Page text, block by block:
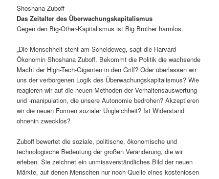
Shoshana Zuboff
Das Zeitalter des Überwachungskapitalismus
Gegen den Big-Other-Kapitalismus ist Big Brother harmlos.
„Die Menschheit steht am Scheideweg, sagt die Harvard-
Ökonomin Shoshana Zuboff. Bekommt die Politik die wachsende
Macht der High-Tech-Giganten in den Griff? Oder überlassen wir
uns der verborgenen Logik des Überwachungskapitalismus? Wie
reagieren wir auf die neuen Methoden der Verhaltensauswertung
und -manipulation, die unsere Autonomie bedrohen? Akzeptieren
wir die neuen Formen sozialer Ungleichheit? Ist Widerstand
ohnehin zwecklos?
Zuboff bewertet die soziale, politische, ökonomische und
technologische Bedeutung der großen Veränderung, die wir
erleben. Sie zeichnet ein unmissverständliches Bild der neuen
Märkte, auf denen Menschen nur noch Quelle eines kostenlosen